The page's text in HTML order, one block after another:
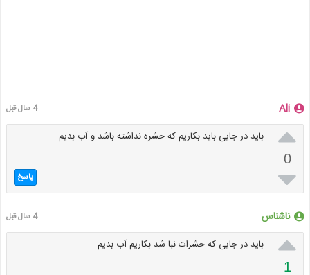
Ali 4 سال قبل

0

باید در جایی باید بکاریم که حشره نداشته باشد و آب بدیم
پاسخ
ناشناس 4 سال قبل

1
باید در جایی که حشرات نبا شد بکاریم آب بدیم